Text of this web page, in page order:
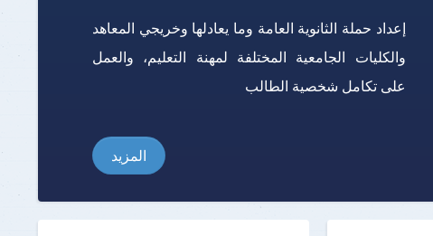
إعداد حملة الثانوية العامة وما يعادلها وخريجي المعاهد
والكليات الجامعية المختلفة لمهنة التعليم، والعمل
على تكامل شخصية الطالب
المزيد